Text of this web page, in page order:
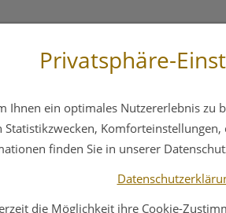
Hautpflege Familie
Privatsphäre-
Ihnen ein optimales Nutzererlebnis zu
finden Sie in unserer
die Möglichkeit ihre Cookie-